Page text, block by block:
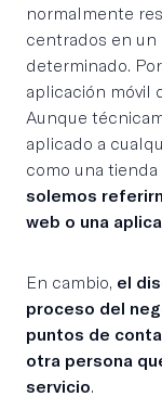
normalmente
centrados en
determinado.
aplicación móvil
Aunque
aplicado a
como una tienda
solemos
web o una
En cambio, el
proceso del
puntos de
otra persona
servicio.